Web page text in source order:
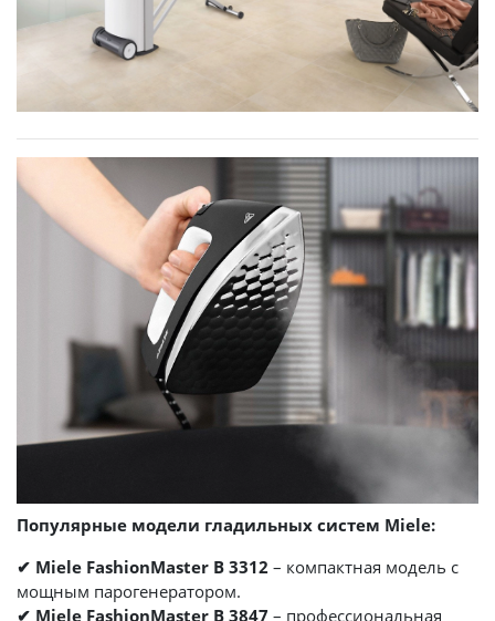
Популярные модели гладильных систем Miele:
✔ Miele FashionMaster B 3312 – компактная модель с
мощным парогенератором.
✔ Miele FashionMaster B 3847 – профессиональная